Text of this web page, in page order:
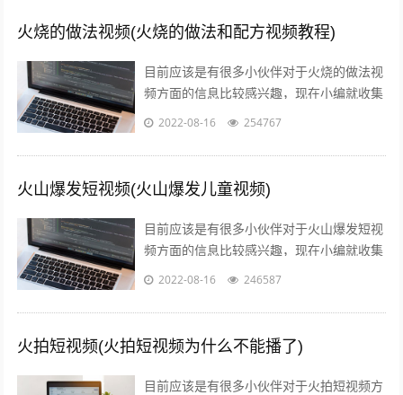
火烧的做法视频(火烧的做法和配方视频教程)
目前应该是有很多小伙伴对于火烧的做法视
频方面的信息比较感兴趣，现在小编就收集
了一些与火烧的做法和配方视频教程相关的
2022-08-16 254767
火山爆发短视频(火山爆发儿童视频)
目前应该是有很多小伙伴对于火山爆发短视
频方面的信息比较感兴趣，现在小编就收集
了一些与火山爆发儿童视频相关的信息来分
2022-08-16 246587
火拍短视频(火拍短视频为什么不能播了)
目前应该是有很多小伙伴对于火拍短视频方